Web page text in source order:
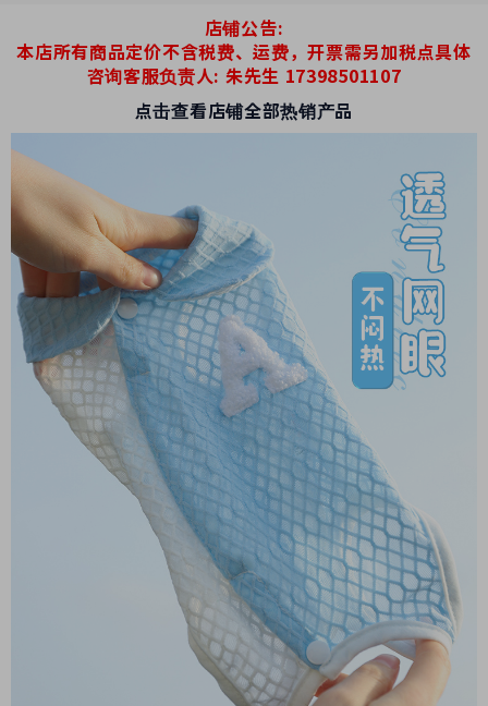
店铺公告:
本店所有商品定价不含税费、运费，开票需另加税点具体
咨询客服负责人: 朱先生 17398501107
点击查看店铺全部热销产品